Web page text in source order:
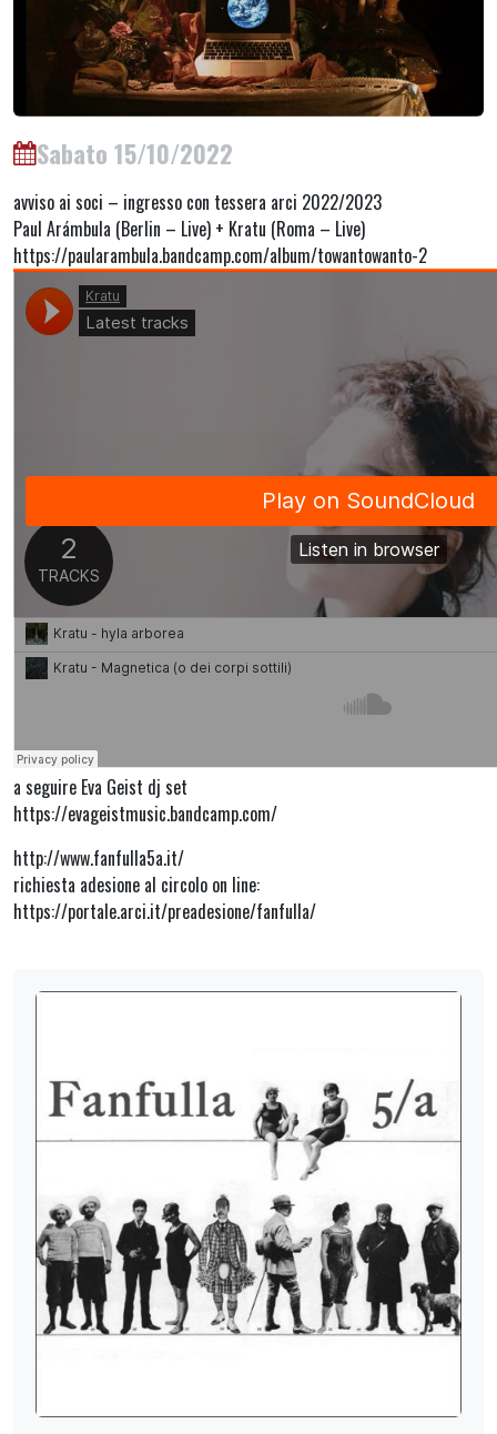
Sabato 15/10/2022
avviso ai soci – ingresso con tessera arci 2022/2023
Paul Arámbula (Berlin – Live) + Kratu (Roma – Live)
https://paularambula.bandcamp.com/album/towantowanto-2
a seguire Eva Geist dj set
https://evageistmusic.bandcamp.com/
http://www.fanfulla5a.it/
richiesta adesione al circolo on line:
https://portale.arci.it/preadesione/fanfulla/